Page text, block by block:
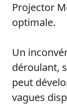
Projector
optimale.
Un
déroulant,
peut
vagues